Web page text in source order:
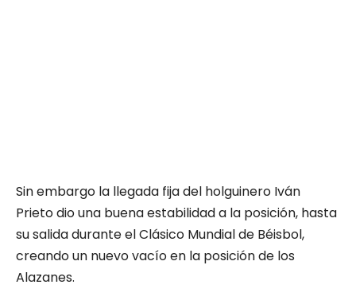
Sin embargo la llegada fija del holguinero Iván
Prieto dio una buena estabilidad a la posición, hasta
su salida durante el Clásico Mundial de Béisbol,
creando un nuevo vacío en la posición de los
Alazanes.